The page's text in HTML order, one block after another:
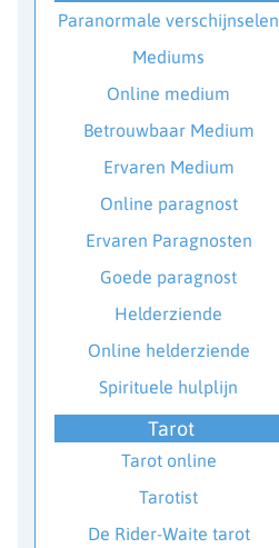
Paranormale verschijnselen
Mediums
Online medium
Betrouwbaar Medium
Ervaren Medium
Online paragnost
Ervaren Paragnosten
Goede paragnost
Helderziende
Online helderziende
Spirituele hulplijn
Tarot
Tarot online
Tarotist
De Rider-Waite tarot